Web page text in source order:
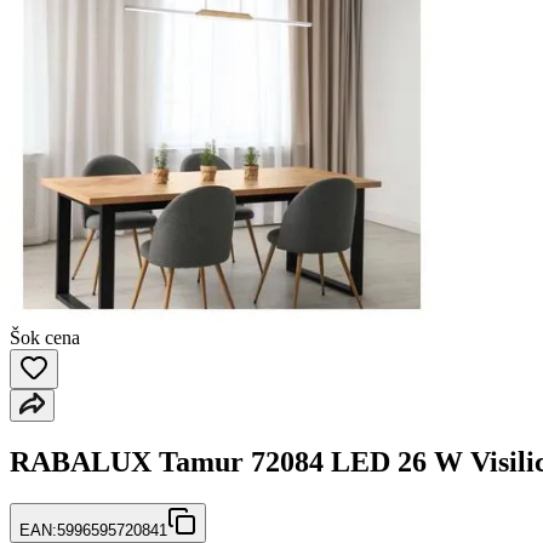
Šok cena
RABALUX Tamur 72084 LED 26 W
EAN:5996595720841